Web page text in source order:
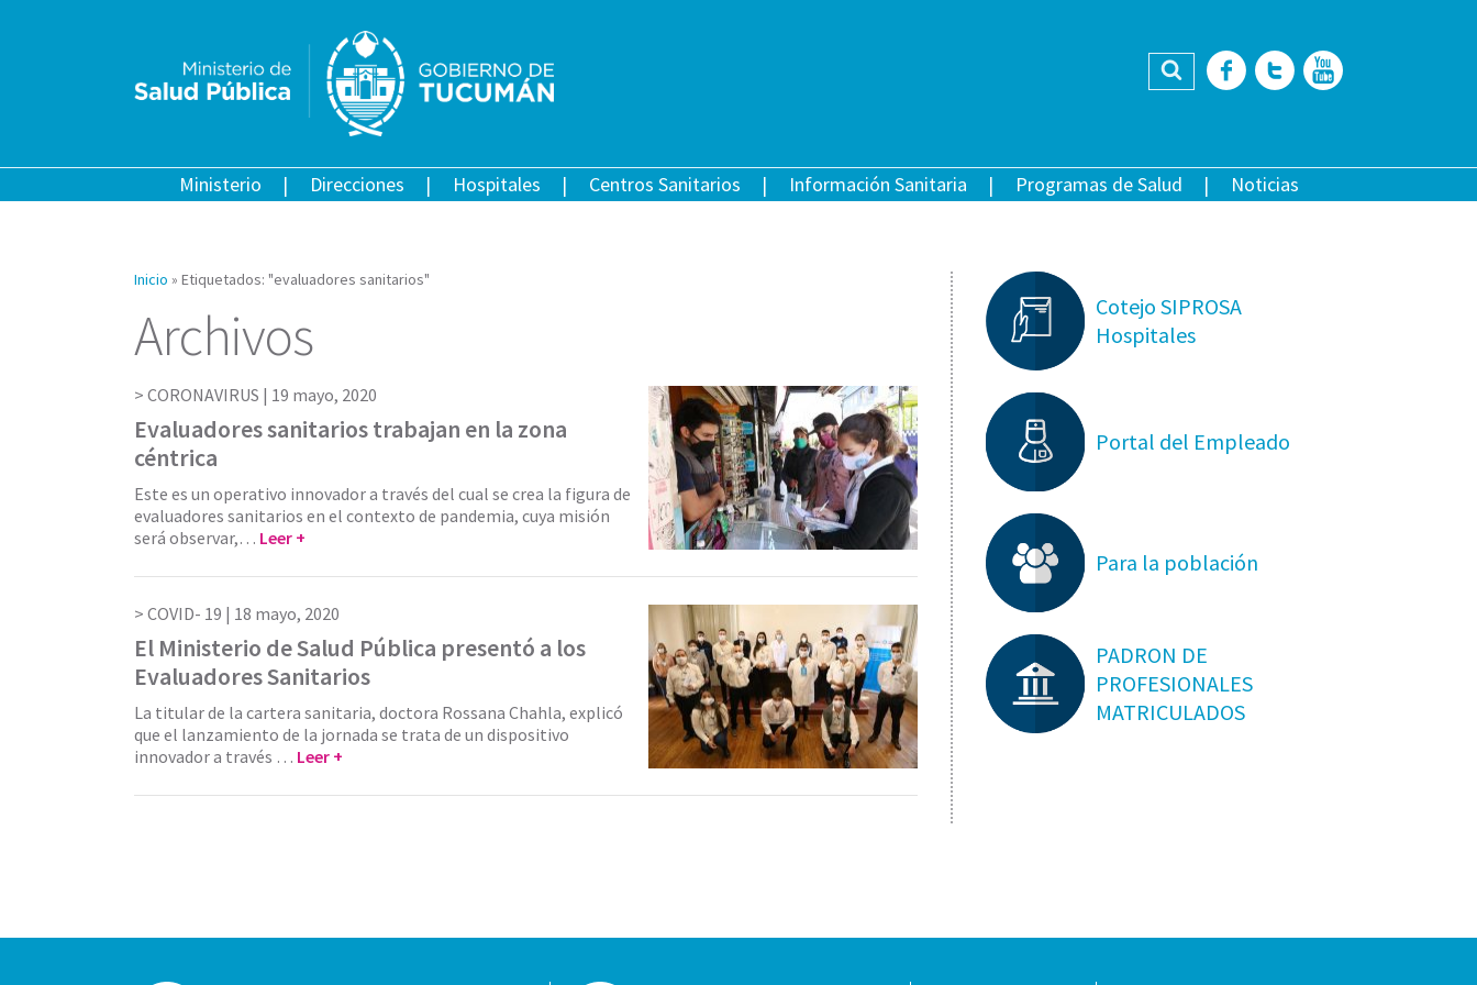
Buscar Facebook
Twitter
Ministerio Direcciones Hospitales Centros Sanitarios Información Sanitaria Programas de Salud Noticias
Inicio » Etiquetados: "evaluadores sanitarios"
Archivos
CORONAVIRUS | 19 mayo, 2020
Evaluadores sanitarios trabajan en la zona
céntrica
Este es un operativo innovador a través del cual se crea la figura de
evaluadores sanitarios en el contexto de pandemia, cuya misión
será observar,… Leer +
COVID- 19 | 18 mayo, 2020
El Ministerio de Salud Pública presentó a los
Evaluadores Sanitarios
La titular de la cartera sanitaria, doctora Rossana Chahla, explicó
que el lanzamiento de la jornada se trata de un dispositivo
innovador a través … Leer +
Cotejo SIPROSA
Hospitales
Portal del Empleado
Para la población
PADRON DE
PROFESIONALES
MATRICULADOS